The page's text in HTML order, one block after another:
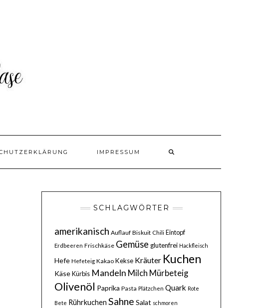
IMPRESSUM
SCHLAGWÖRTER
amerikanisch Auflauf Biskuit Chili Eintopf
Erdbeeren Frischkäse Gemüse glutenfrei Hackfleisch
Hefe Hefeteig Kakao Kekse Kräuter Kuchen
KäseKürbis Mandeln Milch Mürbeteig
Olivenöl Paprika Pasta Plätzchen Quark Rote
Bete Rührkuchen Sahne Salat schmoren